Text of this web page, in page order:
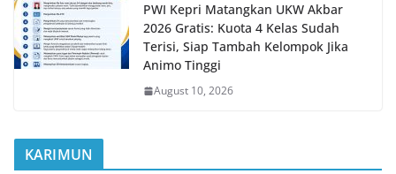
PWI Kepri Matangkan UKW Akbar
2026 Gratis: Kuota 4 Kelas Sudah
Terisi, Siap Tambah Kelompok Jika
Animo Tinggi
August 10, 2026
KARIMUN